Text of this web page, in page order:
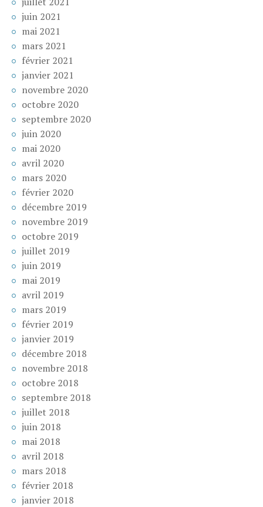
juin 2021
mai 2021
mars 2021
février 2021
janvier 2021
novembre 2020
octobre 2020
septembre 2020
juin 2020
mai 2020
avril 2020
mars 2020
février 2020
décembre 2019
novembre 2019
octobre 2019
juillet 2019
juin 2019
mai 2019
avril 2019
mars 2019
février 2019
janvier 2019
décembre 2018
novembre 2018
octobre 2018
septembre 2018
juillet 2018
juin 2018
mai 2018
avril 2018
mars 2018
février 2018
janvier 2018